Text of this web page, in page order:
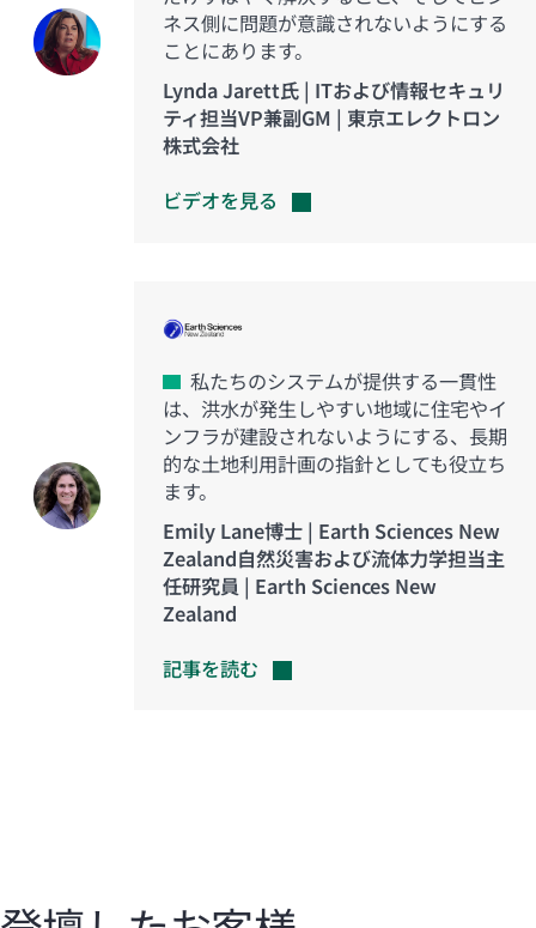
ネス側に問題が意識されないようにする
ことにあります。
Lynda Jarett氏 | ITおよび情報セキュリ
ティ担当VP兼副GM | 東京エレクトロン
株式会社
ビデオを見る
私たちのシステムが提供する一貫性
は、洪水が発生しやすい地域に住宅やイ
ンフラが建設されないようにする、長期
的な土地利用計画の指針としても役立ち
ます。
Emily Lane博士 | Earth Sciences New
Zealand自然災害および流体力学担当主
任研究員 | Earth Sciences New
Zealand
記事を読む